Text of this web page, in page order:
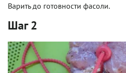
Варить до готовности фасоли.
Шаг 2